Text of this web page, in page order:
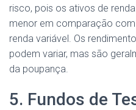
risco, pois os ativos de
menor em comparação
renda variável. Os
podem variar, mas são
da poupança.
5. Fundos de